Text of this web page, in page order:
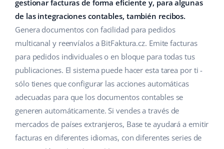
Gestión de envíos
Automatizaciones
Base Connect
IA para e-commerce
Hogar y jardinería
Productos infantiles
Electrónica
Piezas de automóviles
Supermercado
Salud y belleza
Moda
Ayuda
Base Academy
Servicios
Implementación de sistemas
Auditoría de cuentas
english (GB)
english (IN)
čeština
deutsch
Ελληνικά
gestionar facturas de forma eficiente y, para algunas
de las integraciones contables, también recibos.
Genera documentos con facilidad para pedidos
multicanal y reenvíalos a BitFaktura.cz. Emite facturas
para pedidos individuales o en bloque para todas tus
publicaciones. El sistema puede hacer esta tarea por ti -
sólo tienes que configurar las acciones automáticas
adecuadas para que los documentos contables se
generen automáticamente. Si vendes a través de
mercados de países extranjeros, Base te ayudará a emitir
facturas en diferentes idiomas, con diferentes series de